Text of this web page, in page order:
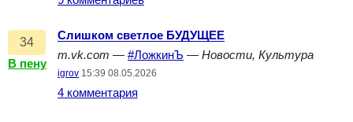
34
В пену
Слишком светлое БУДУЩЕЕ
m.vk.com — #ЛожкинЪ — Новости, Культура
igrov 15:39 08.05.2026
4 комментария